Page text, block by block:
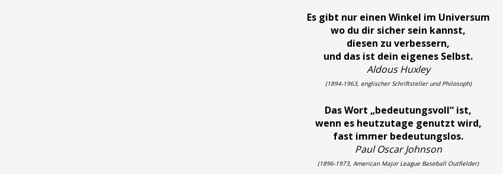
Es gibt nur einen Winkel im Universum
wo du dir sicher sein kannst,
diesen zu verbessern,
und das ist dein eigenes Selbst.
Aldous Huxley
(1894-1963, englischer Schriftsteller und Philosoph)
Das Wort „bedeutungsvoll“ ist,
wenn es heutzutage genutzt wird,
fast immer bedeutungslos.
Paul Oscar Johnson
(1896-1973, American Major League Baseball Outfielder)